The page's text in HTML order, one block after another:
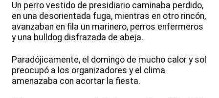
Un perro vestido de presidiario caminaba perdido,
en una desorientada fuga, mientras en otro rincón,
avanzaban en fila un marinero, perros enfermeros
y una bulldog disfrazada de abeja.
Paradójicamente, el domingo de mucho calor y sol
preocupó a los organizadores y el clima
amenazaba con acortar la fiesta.